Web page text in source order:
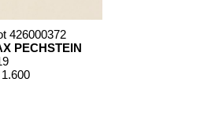
426000372
PECHSTEIN